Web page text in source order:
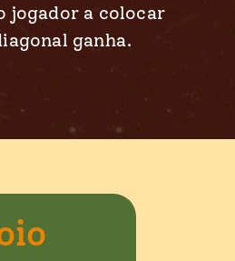
jogador a colocar
ganha.